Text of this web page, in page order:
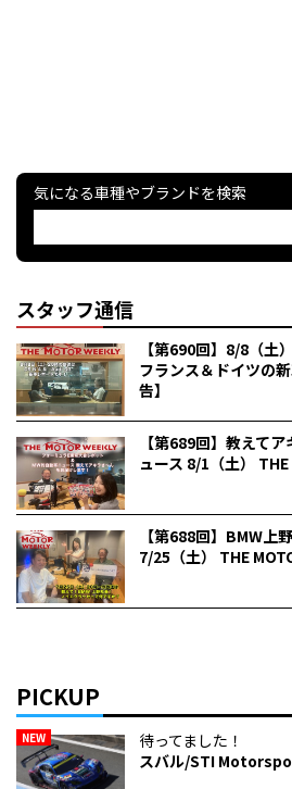
気になる車種やブランドを検索
スタッフ通信
【第690回】8/8（土
フランス＆ドイツの
告】
【第689回】教えて
ュース 8/1（土）
【第688回】BMW上
7/25（土） THE
PICKUP
NEW
待ってました！
スバル/STI